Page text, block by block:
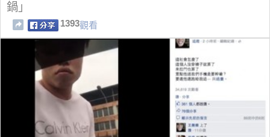
鍋」
1393觀看